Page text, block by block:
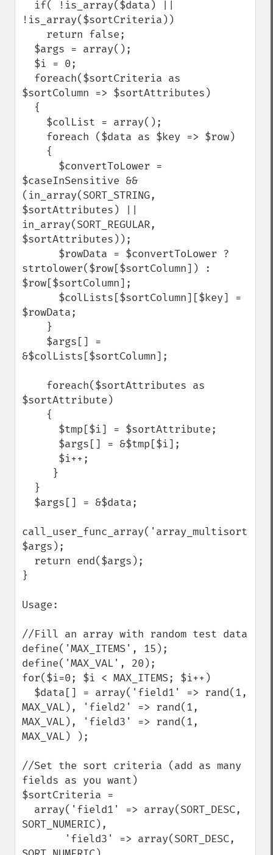
!is_array($sortCriteria))
$sortColumn => $sortAttributes)
$caseInSensitive &&
(in_array(SORT_STRING,
$sortAttributes) ||
in_array(SORT_REGULAR,
$sortAttributes));
strtolower($row[$sortColumn]) :
$row[$sortColumn];
$rowData;
&$colLists[$sortColumn];
$sortAttribute)
call_user_func_array('array_multisort',
$args);
}
Usage:
//Fill an array with random test data
define('MAX_ITEMS', 15);
define('MAX_VAL', 20);
for($i=0; $i < MAX_ITEMS; $i++)
MAX_VAL), 'field2' => rand(1,
MAX_VAL), 'field3' => rand(1,
MAX_VAL) );
//Set the sort criteria (add as many
fields as you want)
$sortCriteria =
SORT_NUMERIC),